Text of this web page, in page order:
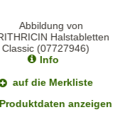
Info
auf die Merkliste
anzeigen